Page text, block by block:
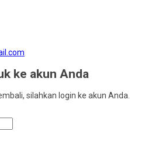
ke akun Anda
silahkan login ke akun Anda.